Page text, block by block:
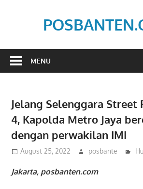
Dan
MENU
Jelang Selenggara Street
4, Kapolda Metro Jaya
dengan perwakilan IMI
August 25, 2022 posbante
Jakarta, posbanten.com